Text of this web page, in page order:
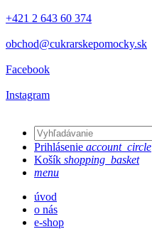
+421 2 643 60 374
obchod@cukrarskepomocky.sk
Facebook
Instagram
Prihlásenie account_circle
Košík shopping_basket
menu
úvod
o nás
e-shop